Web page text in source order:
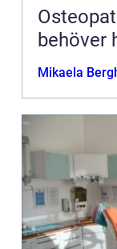
Osteopat
behöver
Mikaela